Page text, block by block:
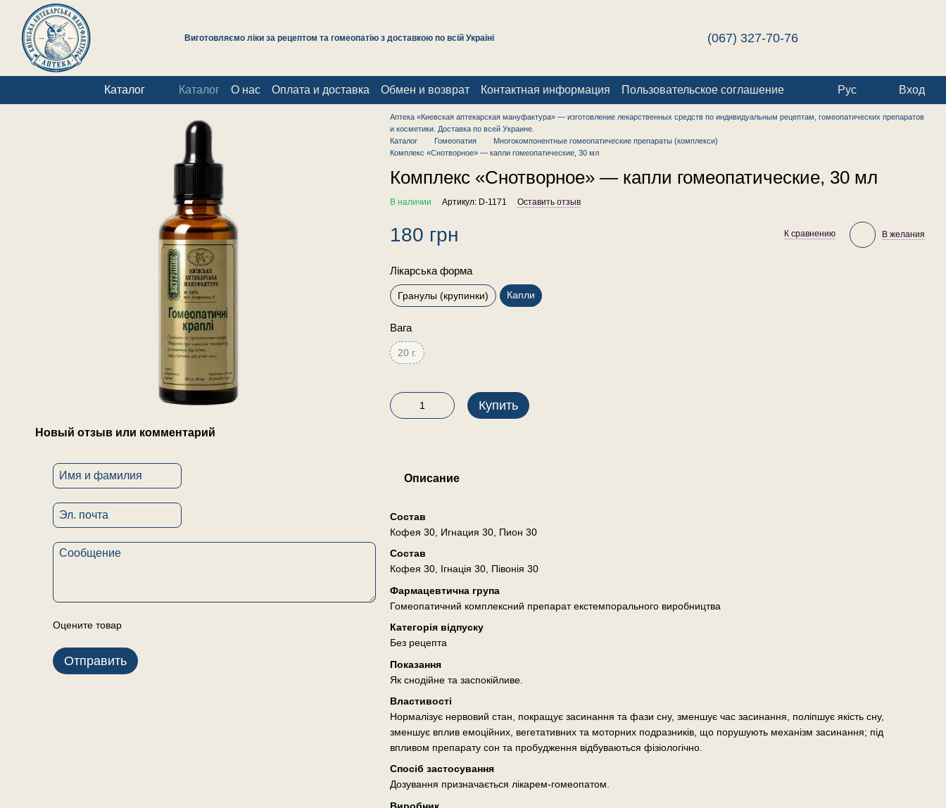
Перейти к основному контенту
Виготовляємо ліки за рецептом та гомеопатію з доставкою по всій Україні (067) 327-70-76
Каталог Каталог О нас Оплата и доставка Обмен и возврат Контактная информация Пользовательское соглашение Рус Вход
Новый отзыв или комментарий
Оцените товар
Отправить
Аптека «Киевская аптекарская мануфактура» — изготовление лекарственных средств по индивидуальным рецептам, гомеопатических препаратов
и косметики. Доставка по всей Украине.
Каталог
Гомеопатия
Многокомпонентные гомеопатические препараты (комплекси)
Комплекс «Снотворное» — капли гомеопатические, 30 мл
Комплекс «Снотворное» — капли гомеопатические, 30 мл
В наличии Артикул: D-1171 Оставить отзыв
180 грн К сравнению В желания
Лікарська форма
Гранулы (крупинки) Капли
Вага
20 г.
Купить
Описание
Состав
Кофея 30, Игнация 30, Пион 30
Состав
Кофея 30, Ігнація 30, Півонія 30
Фармацевтична група
Гомеопатичний комплексний препарат екстемпорального виробництва
Категорія відпуску
Без рецепта
Показання
Як снодійне та заспокійливе.
Властивості
Нормалізує нервовий стан, покращує засинання та фази сну, зменшує час засинання, поліпшує якість сну,
зменшує вплив емоційних, вегетативних та моторних подразників, що порушують механізм засинання; під
впливом препарату сон та пробудження відбуваються фізіологічно.
Спосіб застосування
Дозування призначається лікарем-гомеопатом.
Виробник